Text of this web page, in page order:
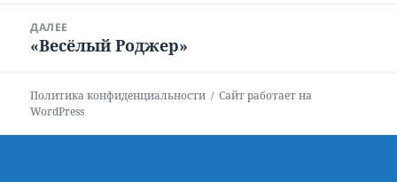
ДАЛЕЕ
Следующая
«Весёлый Роджер»
Политика конфиденциальности
Сайт работает на
WordPress